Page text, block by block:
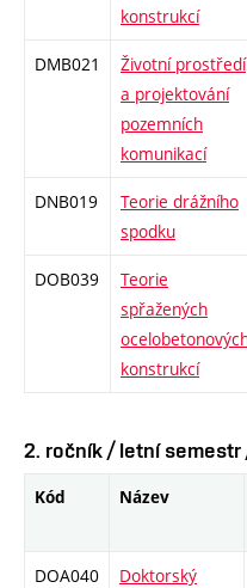
konstrukcí
DMB021
Životní prostředí
a projektování
pozemních
komunikací
DNB019
Teorie drážního
spodku
DOB039
Teorie
spřažených
konstrukcí
2. ročník / letní
Kód Název
DOA040
Doktorský